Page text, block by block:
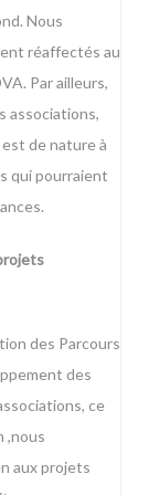
Nous
réaffectés au
Par ailleurs,
associations,
de nature à
qui pourraient
des Parcours
des
ce
,nous
aux projets